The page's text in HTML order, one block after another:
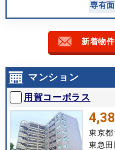
専有面
新着物
マンション
用賀コーポラス
東京都
東急